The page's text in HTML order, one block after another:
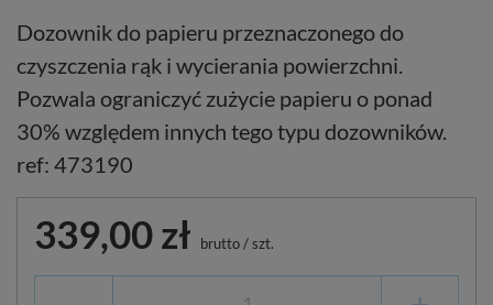
Dozownik do papieru przeznaczonego do
czyszczenia rąk i wycierania powierzchni.
Pozwala ograniczyć zużycie papieru o ponad
30% względem innych tego typu dozowników.
ref: 473190
339,00 zł brutto/szt.